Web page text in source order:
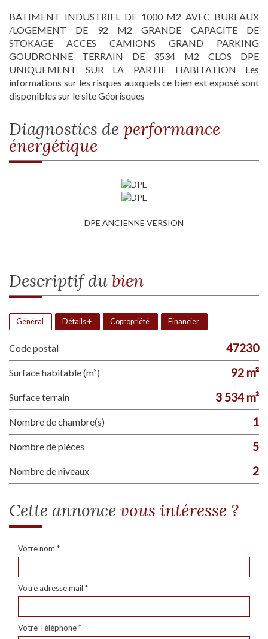
BATIMENT INDUSTRIEL DE 1000 M2 AVEC BUREAUX
/LOGEMENT DE 92 M2 GRANDE CAPACITE DE
STOKAGE ACCES CAMIONS GRAND PARKING
GOUDRONNE TERRAIN DE 3534 M2 CLOS DPE
UNIQUEMENT SUR LA PARTIE HABITATION Les
informations sur les risques auxquels ce bien est exposé sont
disponibles sur le site Géorisques
diagnostics de performance
énergétique
DPE ANCIENNE VERSION
descriptif du bien
Général Détails + Copropriété Financier
Code postal 47230
Surface habitable (m²) 92 m²
surface terrain 3 534 m²
Nombre de chambre(s) 1
Nombre de pièces 5
Nombre de niveaux 2
cette annonce vous intéresse ?
Votre nom *
Votre adresse mail *
Votre Téléphone *